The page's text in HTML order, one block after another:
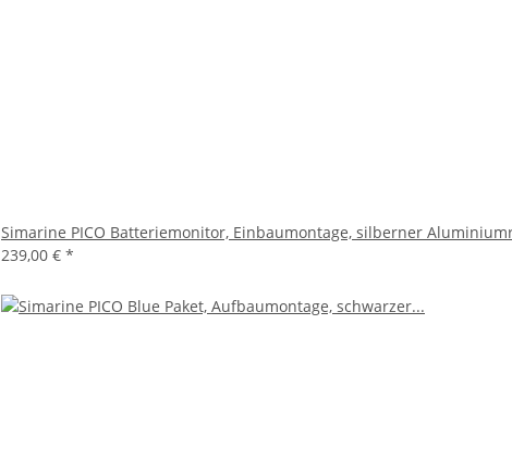
Simarine PICO Batteriemonitor, Einbaumontage, silberner
239,00 € *